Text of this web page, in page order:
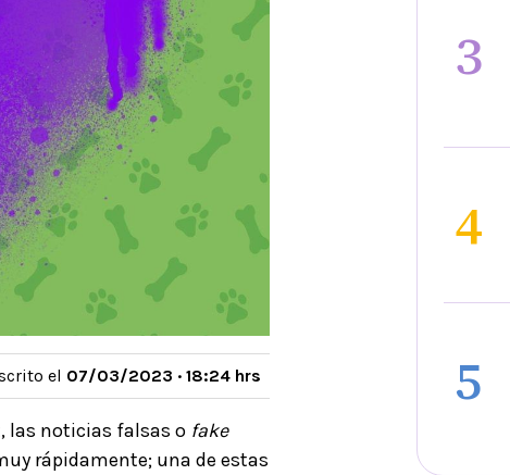
el 07/03/2023 · 18:24 hrs
las noticias falsas o fake
rápidamente; una de estas
3
4
5